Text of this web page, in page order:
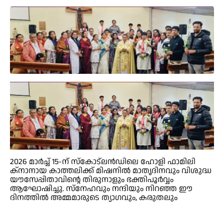
2026 മാർച്ച് 15-ന് സ്കോട്‌ലൻഡിലെ ഹോളി ഫാമിലി
ക്നാനായ കാത്തലിക്ക് മിഷനിൽ മാതൃദിനവും വിശുദ്ധ
യൗസേപ്പിതാവിന്റെ തിരുനാളും ഭക്തിപൂർവ്വം
ആഘോഷിച്ചു. സ്നേഹവും നന്ദിയും നിറഞ്ഞ ഈ
ദിനത്തിൽ അമ്മമാരുടെ ത്യാഗവും, കരുതലും